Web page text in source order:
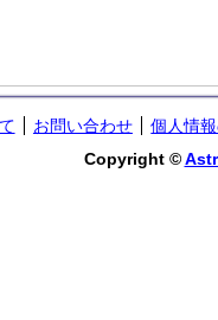
お問い合わせ
個人情
Copyright ©